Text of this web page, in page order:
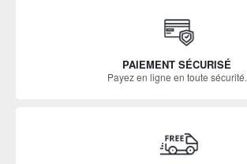
PAIEMENT SÉCURISÉ
Payez en ligne en toute sécurité.